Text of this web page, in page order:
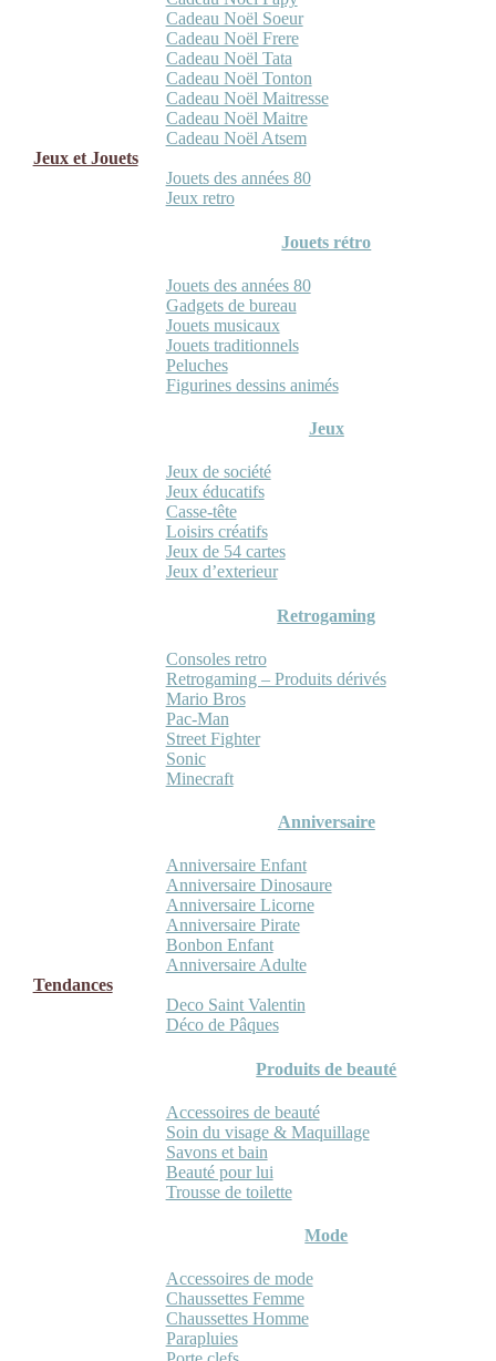
Cadeau Noël Soeur
Cadeau Noël Frere
Cadeau Noël Tata
Cadeau Noël Tonton
Cadeau Noël Maitresse
Cadeau Noël Maitre
Cadeau Noël Atsem
Jeux et Jouets
Jouets des années 80
Jeux retro
Jouets rétro
Jouets des années 80
Gadgets de bureau
Jouets musicaux
Jouets traditionnels
Peluches
Figurines dessins animés
Jeux
Jeux de société
Jeux éducatifs
Casse-tête
Loisirs créatifs
Jeux de 54 cartes
Jeux d’exterieur
Retrogaming
Consoles retro
Retrogaming – Produits dérivés
Mario Bros
Pac-Man
Street Fighter
Sonic
Minecraft
Anniversaire
Anniversaire Enfant
Anniversaire Dinosaure
Anniversaire Licorne
Anniversaire Pirate
Bonbon Enfant
Anniversaire Adulte
Tendances
Deco Saint Valentin
Déco de Pâques
Produits de beauté
Accessoires de beauté
Soin du visage & Maquillage
Savons et bain
Beauté pour lui
Trousse de toilette
Mode
Accessoires de mode
Chaussettes Femme
Chaussettes Homme
Parapluies